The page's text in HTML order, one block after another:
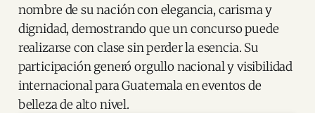
nombre de su nación con elegancia, carisma y
dignidad, demostrando que un concurso puede
realizarse con clase sin perder la esencia. Su
participación generó orgullo nacional y visibilidad
internacional para Guatemala en eventos de
belleza de alto nivel.